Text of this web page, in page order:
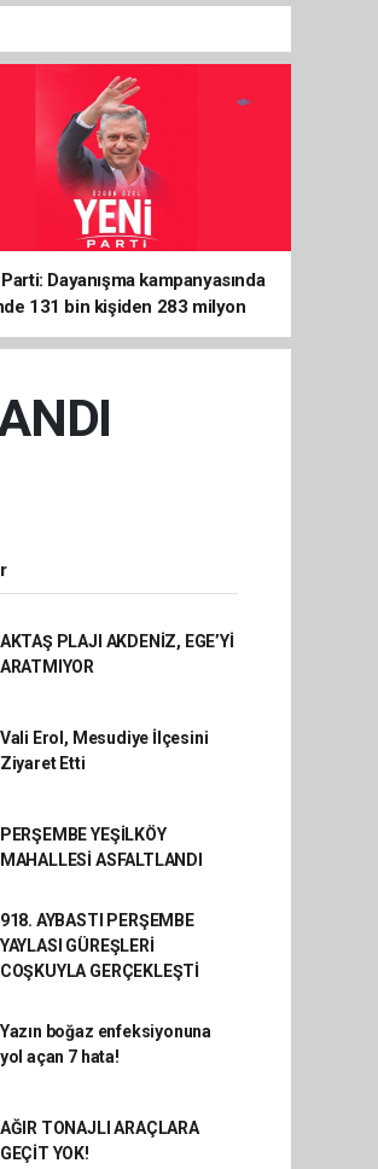
Dayanışma kampanyasında
131 bin kişiden 283 milyon
destek
AKTAŞ PLAJI AKDENİZ, EGE’Yİ
ARATMIYOR
Vali Erol, Mesudiye İlçesini
Ziyaret Etti
PERŞEMBE YEŞİLKÖY
MAHALLESİ ASFALTLANDI
918. AYBASTI PERŞEMBE
YAYLASI GÜREŞLERİ
COŞKUYLA GERÇEKLEŞTİ
Yazın boğaz enfeksiyonuna
yol açan 7 hata!
AĞIR TONAJLI ARAÇLARA
GEÇİT YOK!